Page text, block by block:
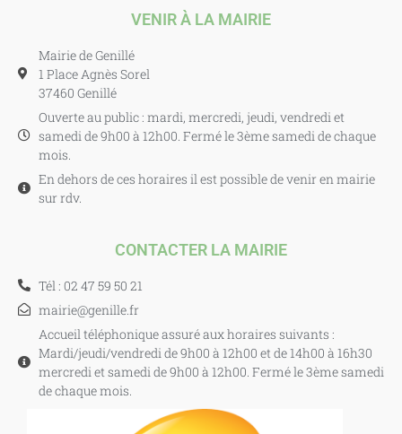
VENIR À LA MAIRIE
Mairie de Genillé
1 Place Agnès Sorel
37460 Genillé
Ouverte au public : mardi, mercredi, jeudi, vendredi et
samedi de 9h00 à 12h00. Fermé le 3ème samedi de chaque
mois.
En dehors de ces horaires il est possible de venir en mairie
sur rdv.
CONTACTER LA MAIRIE
Tél : 02 47 59 50 21
mairie@genille.fr
Accueil téléphonique assuré aux horaires suivants :
Mardi/jeudi/vendredi de 9h00 à 12h00 et de 14h00 à 16h30
mercredi et samedi de 9h00 à 12h00. Fermé le 3ème samedi
de chaque mois.